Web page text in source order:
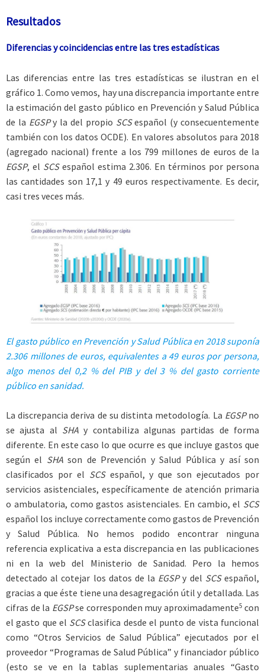
Resultados
Diferencias y coincidencias entre las tres estadísticas
Las diferencias entre las tres estadísticas se ilustran en el
gráfico 1. Como vemos, hay una discrepancia importante entre
la estimación del gasto público en Prevención y Salud Pública
de la EGSPy la del propio SCSespañol (y consecuentemente
también con los datos OCDE). En valores absolutos para 2018
(agregado nacional) frente a los 799 millones de euros de la
EGSP, el SCSespañol estima 2.306. En términos por persona
las cantidades son 17,1 y 49 euros respectivamente. Es decir,
casi tres veces más.
El gasto público en Prevención y Salud Pública en 2018 suponía
2.306 millones de euros, equivalentes a 49 euros por persona,
algo menos del 0,2 % del PIB y del 3 % del gasto corriente
público en sanidad.
La discrepancia deriva de su distinta metodología. La EGSPno
se ajusta al SHA y contabiliza algunas partidas de forma
diferente. En este caso lo que ocurre es que incluye gastos que
según el SHAson de Prevención y Salud Pública y así son
clasificados por el SCSespañol, y que son ejecutados por
servicios asistenciales, específicamente de atención primaria
o ambulatoria, como gastos asistenciales. En cambio, el SCS
español los incluye correctamente como gastos de Prevención
y Salud Pública. No hemos podido encontrar ninguna
referencia explicativa a esta discrepancia en las publicaciones
ni en la web del Ministerio de Sanidad. Pero la hemos
detectado al cotejar los datos de la EGSPy del SCSespañol,
gracias a que éste tiene una desagregación útil y detallada. Las
cifras de la EGSPse corresponden muy aproximadamente5 con
el gasto que el SCSclasifica desde el punto de vista funcional
como “Otros Servicios de Salud Pública” ejecutados por el
proveedor “Programas de Salud Pública” y financiador público
(esto se ve en la tablas suplementarias anuales “Gasto